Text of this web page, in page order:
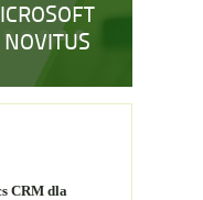
CRM dla